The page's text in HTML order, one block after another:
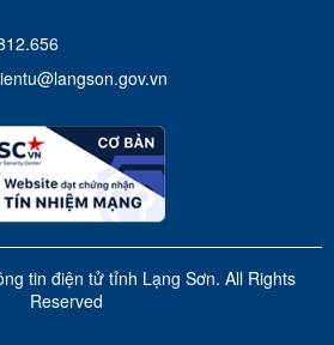
tin điện tử tỉnh Lạng Sơn. All Rights
Reserved